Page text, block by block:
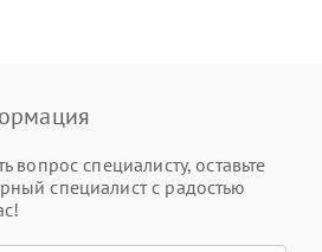
вопрос специалисту, оставьте
специалист с радостью